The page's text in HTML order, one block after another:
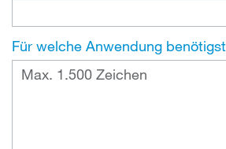
Für welche Anwendung